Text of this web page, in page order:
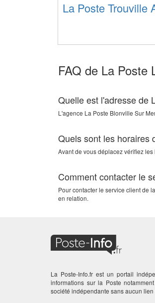
La Poste Trouville
FAQ de La Poste
Quelle est l'adresse de
L'agence La Poste Blonville Sur
Quels sont les horaires
Avant de vous déplacez vérifiez
Comment contacter le
Pour contacter le service client de
en relation.
La Poste-Info.fr est un portail
informations sur la Poste
société indépendante sans aucun